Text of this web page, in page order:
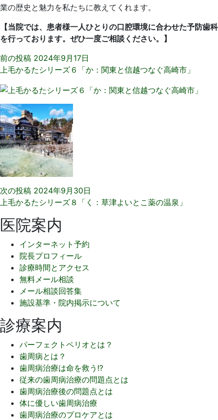
業の歴史と魅力を私たちに教えてくれます。
【当院では、患者様一人ひとりの口腔環境に合わせた予防歯科
を行っております。ぜひ一度ご相談ください。】
前の投稿 2024年9月17日
上毛かるたシリーズ６「か：関東と信越つなぐ高崎市」
次の投稿 2024年9月30日
上毛かるたシリーズ８「く：草津よいとこ薬の温泉」
医院案内
インターネット予約
院長プロフィール
診療時間とアクセス
無料メール相談
メール相談回答集
施設基準・院内掲示について
診療案内
パーフェクトペリオとは？
歯周病とは？
歯周病治療は命を救う!?
従来の歯周病治療の問題点とは
歯周病治療後の問題点とは
体に優しい歯周病治療
歯周病治療のプロケアとは